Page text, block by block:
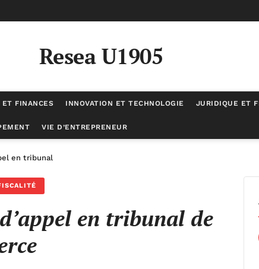
Resea U1905
ET FINANCES INNOVATION ET TECHNOLOGIE JURIDIQUE ET
VIE D’ENTREPRENEUR
en tribunal de commerce
en tribunal de